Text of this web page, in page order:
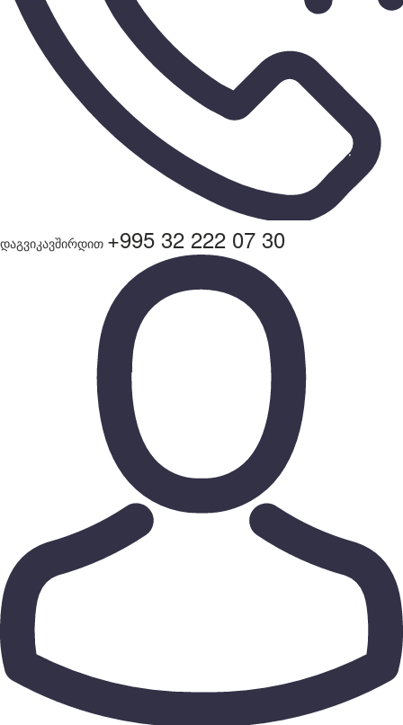
დაგვიკავშირდით +995 32 222 07 30